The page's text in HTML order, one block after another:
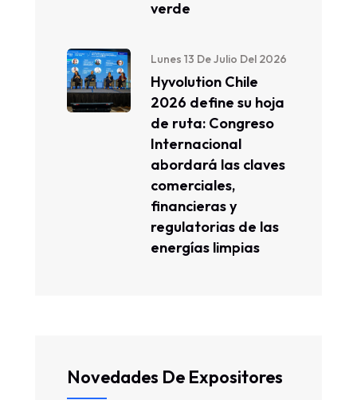
verde
Lunes 13 De Julio Del 2026
Hyvolution Chile
2026 define su hoja
de ruta: Congreso
Internacional
abordará las claves
comerciales,
financieras y
regulatorias de las
energías limpias
Novedades De Expositores